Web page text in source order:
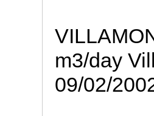
m3/day
09/02/